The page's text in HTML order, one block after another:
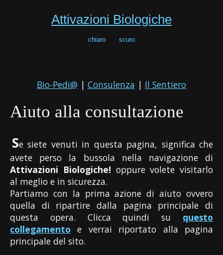
Attivazioni Biologiche
chiaro scuro
Bio-Pedi@ | Consulenza | Il Sentiero
Aiuto alla consultazione
Se siete venuti in questa pagina, significa che
avete perso la bussola nella navigazione di
Attivazioni Biologiche! oppure volete visitarlo
al meglio e in sicurezza.
Partiamo con la prima azione di aiuto ovvero
quella di ripartire dalla pagina principale di
questa opera. Clicca quindi su questo
collegamento e verrai riportato alla pagina
principale del sito.